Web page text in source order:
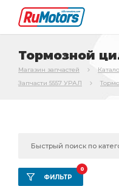
Тормозной
Магазин запчастей
Запчасти 5557 УРАЛ
ФИЛЬТР
0